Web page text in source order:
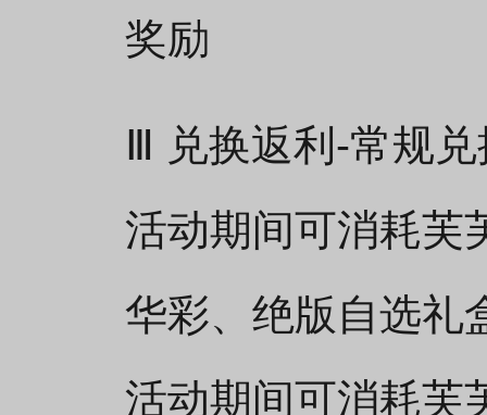
奖励
Ⅲ 兑换返利-常规
活动期间可消耗芙
华彩、绝版自选礼
活动期间可消耗芙